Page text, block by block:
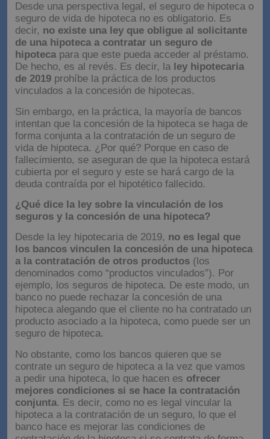
Desde una perspectiva legal, el seguro de hipoteca o
seguro de vida de hipoteca no es obligatorio. Es
decir, no existe una ley que obligue al solicitante
de una hipoteca a contratar un seguro de
hipotecapara que este pueda acceder al préstamo.
De hecho, es al revés. Es decir, la ley hipotecaria
de 2019 prohíbe la práctica de los productos
vinculados a la concesión de hipotecas.
Sin embargo, en la práctica, la mayoría de bancos
intentan que la concesión de la hipoteca se haga de
forma conjunta a la contratación de un seguro de
vida de hipoteca. ¿Por qué? Porque en caso de
fallecimiento, se aseguran de que la hipoteca estará
cubierta por el seguro y este se hará cargo de la
deuda contraída por el hipotético fallecido.
¿Qué dice la ley sobre la vinculación de los
seguros y la concesión de una hipoteca?
Desde la ley hipotecaria de 2019, no es legal que
los bancos vinculen la concesión de una hipoteca
a la contratación de otros productos (los
denominados como “productos vinculados”). Por
ejemplo, los seguros de hipoteca. De este modo, un
banco no puede rechazar la concesión de una
hipoteca alegando que el cliente no ha contratado un
producto asociado a la hipoteca, como puede ser un
seguro de hipoteca.
No obstante, como los bancos quieren que se
contrate un seguro de hipoteca a la vez que vamos
a pedir una hipoteca, lo que hacen es ofrecer
mejores condiciones si se hace la contratación
conjunta. Es decir, como no es legal vincular la
hipoteca a la contratación de un seguro, lo que el
banco hace es mejorar las condiciones de